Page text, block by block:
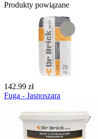
Produkty powiązane
142.99 zł
Fuga - Jasnoszara